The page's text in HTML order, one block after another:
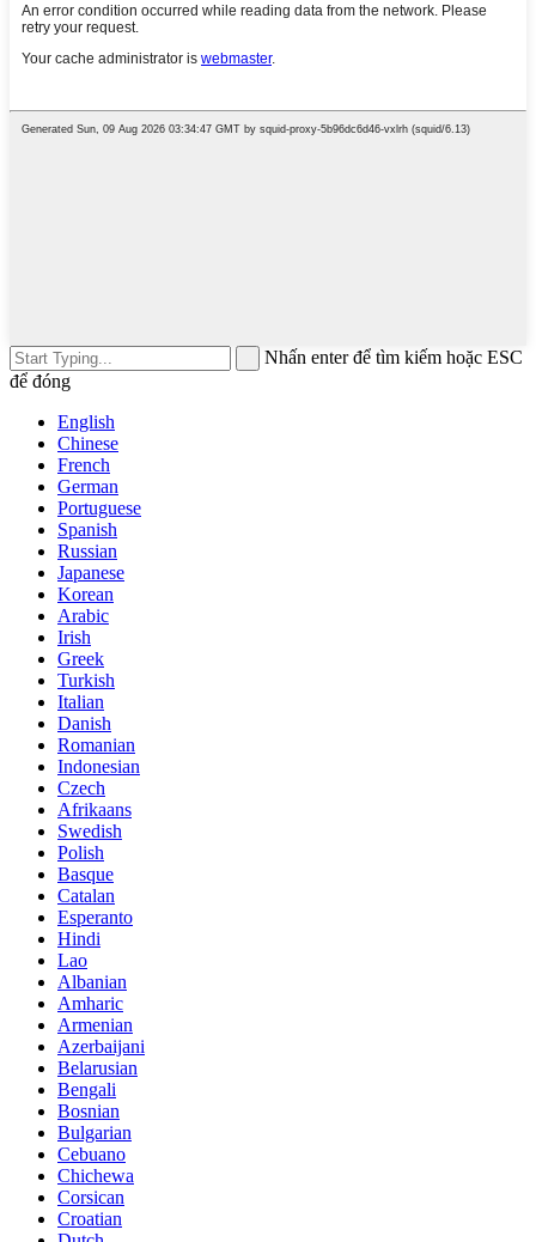
Nhấn enter để tìm kiếm hoặc ESC
để đóng
English
Chinese
French
German
Portuguese
Spanish
Russian
Japanese
Korean
Arabic
Irish
Greek
Turkish
Italian
Danish
Romanian
Indonesian
Czech
Afrikaans
Swedish
Polish
Basque
Catalan
Esperanto
Hindi
Lao
Albanian
Amharic
Armenian
Azerbaijani
Belarusian
Bengali
Bosnian
Bulgarian
Cebuano
Chichewa
Corsican
Croatian